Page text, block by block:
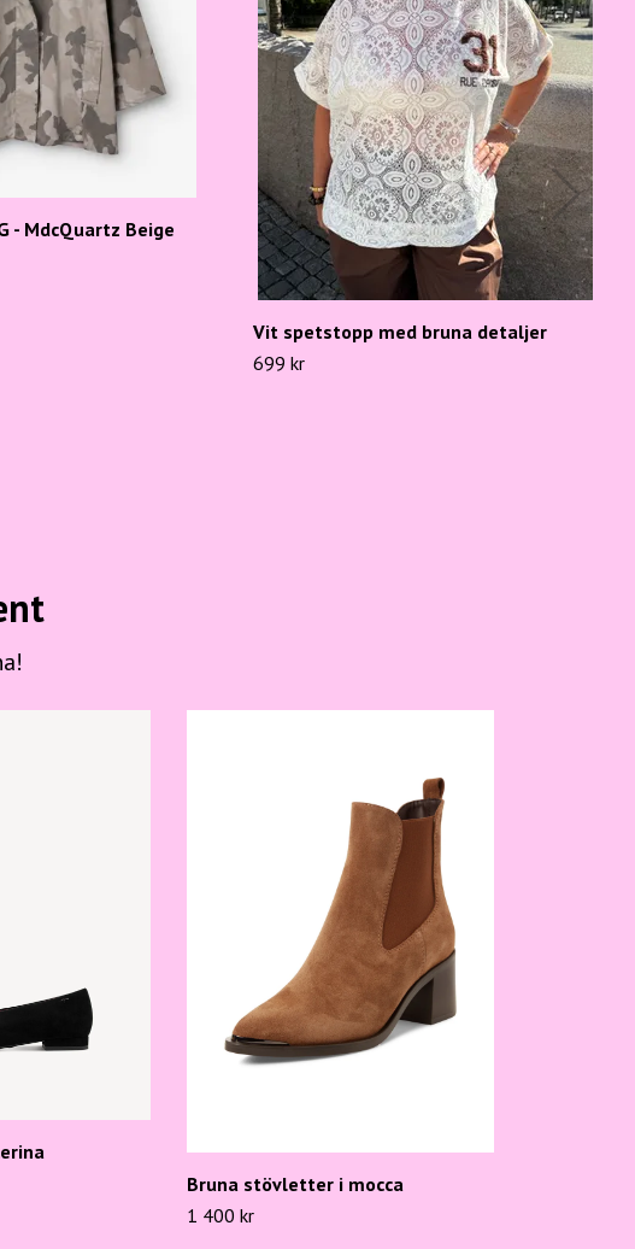
- MdcQuartz Beige
Vit spetstopp med bruna detaljer
699 kr
Bruna stövletter i mocca
1 400 kr